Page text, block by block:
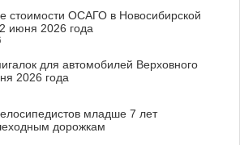
стоимости ОСАГО в Новосибирской
июня 2026 года
для автомобилей Верховного
2026 года
младше 7 лет
дорожкам